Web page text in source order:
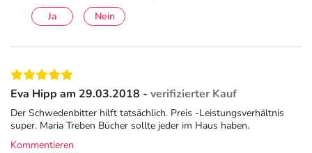
Ja
Nein
Eva Hipp am 29.03.2018 - verifizierter Kauf
Der Schwedenbitter hilft tatsächlich. Preis -Leistungsverhältnis
super. Maria Treben Bücher sollte jeder im Haus haben.
Kommentieren